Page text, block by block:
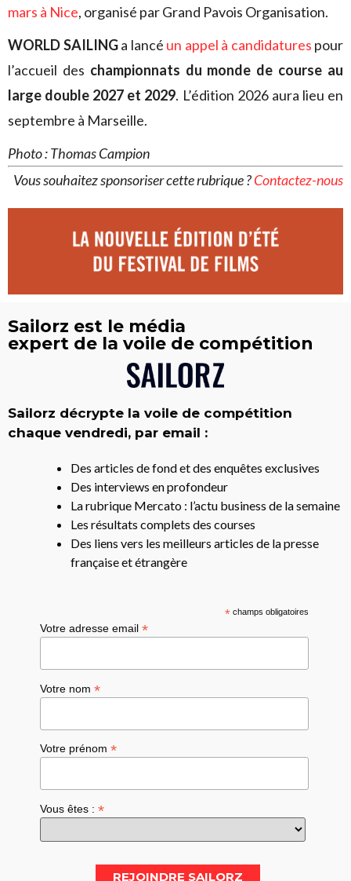
mars à Nice, organisé par Grand Pavois Organisation.
WORLD SAILINGa lancé un appel à candidatures pour
l’accueil des championnats du monde de course au
large double 2027 et 2029. L’édition 2026 aura lieu en
septembre à Marseille.
Photo :Thomas Campion
Vous souhaitez sponsoriser cette rubrique ?Contactez-nous
Sailorz est le média
expert de la voile de compétition
Sailorz décrypte la voile de compétition
chaque vendredi, par email :
Des articles de fond et des enquêtes exclusives
Des interviews en profondeur
La rubrique Mercato : l’actu business de la semaine
Les résultats complets des courses
Des liens vers les meilleurs articles de la presse
française et étrangère
*champs obligatoires
Votre adresse email*
Votre nom*
Votre prénom*
Vous êtes :*